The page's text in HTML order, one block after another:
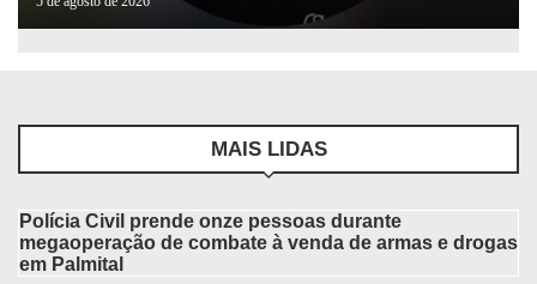
MAIS LIDAS
Polícia Civil prende onze pessoas durante
megaoperação de combate à venda de armas e drogas
em Palmital